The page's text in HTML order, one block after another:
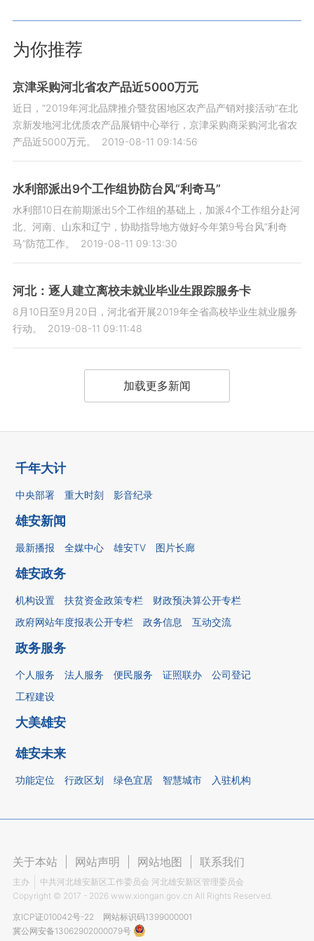
为你推荐
京津采购河北省农产品近5000万元
近日，“2019年河北品牌推介暨贫困地区农产品产销对接活动”在北
京新发地河北优质农产品展销中心举行，京津采购商采购河北省农
产品近5000万元。
2019-08-11 09:14:56
水利部派出9个工作组协防台风“利奇马”
水利部10日在前期派出5个工作组的基础上，加派4个工作组分赴河
北、河南、山东和辽宁，协助指导地方做好今年第9号台风“利奇
马”防范工作。
2019-08-11 09:13:30
河北：逐人建立离校未就业毕业生跟踪服务卡
8月10日至9月20日，河北省开展2019年全省高校毕业生就业服务
行动。
2019-08-11 09:11:48
加载更多新闻
千年大计
中央部署 重大时刻 影音纪录
雄安新闻
最新播报 全媒中心 雄安TV 图片长廊
雄安政务
机构设置 扶贫资金政策专栏
财政预决算公开专栏
政府网站年度报表公开专栏
政务信息 互动交流
政务服务
个人服务 法人服务 便民服务 证照联办
公司登记
工程建设
大美雄安
雄安未来
功能定位 行政区划 绿色宜居 智慧城市 入驻机构
关于本站 网站声明 网站地图 联系我们
主办
中共河北雄安新区工作委员会 河北雄安新区管理委员会
Copyright © 2017 - 2026 www.xiongan.gov.cn All Rights Reserved.
京ICP证010042号-22
网站标识码1399000001
冀公网安备13062902000079号